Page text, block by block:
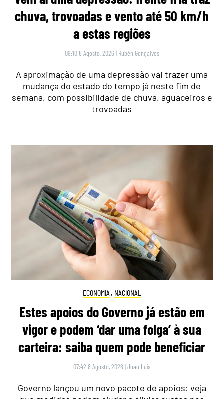
chuva, trovoadas e vento até 50 km/h
a estas regiões
09:10 8 Agosto, 2026 | Rubén Gonçalves
A aproximação de uma depressão vai trazer uma
mudança do estado do tempo já neste fim de
semana, com possibilidade de chuva, aguaceiros e
trovoadas
ECONOMIA , NACIONAL
Estes apoios do Governo já estão em
vigor e podem ‘dar uma folga’ à sua
carteira: saiba quem pode beneficiar
07:42 8 Agosto, 2026 |João Luís
Governo lançou um novo pacote de apoios: veja